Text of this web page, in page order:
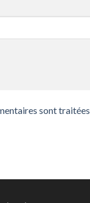
sont traitées